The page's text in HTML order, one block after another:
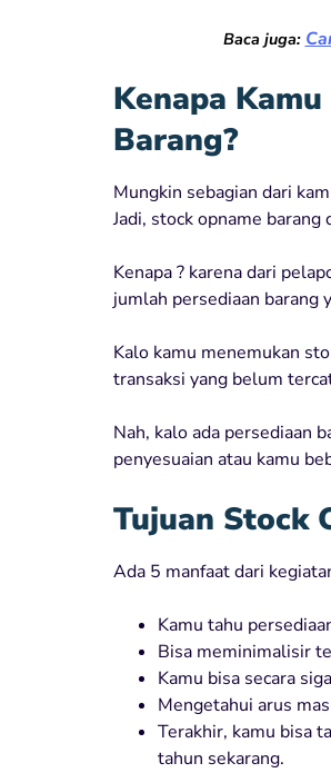
Baca juga:
Kenapa
Barang?
Mungkin sebagian dari
Jadi, stock opname
Kenapa ? karena dari
jumlah persediaan barang
Kalo kamu menemukan
transaksi yang belum
Nah, kalo ada persediaan
penyesuaian atau kamu
Tujuan Stock
Ada 5 manfaat dari
Kamu tahu
Bisa meminimalisir
Kamu bisa secara
Mengetahui arus
Terakhir, kamu bisa
tahun sekarang.